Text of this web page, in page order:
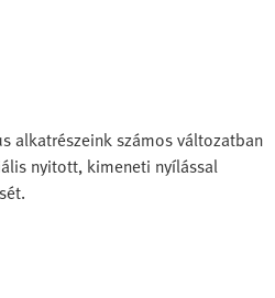
alkatrészeink számos változatban
nyitott, kimeneti nyílással